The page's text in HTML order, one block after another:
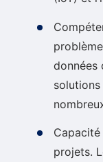
données
projets.